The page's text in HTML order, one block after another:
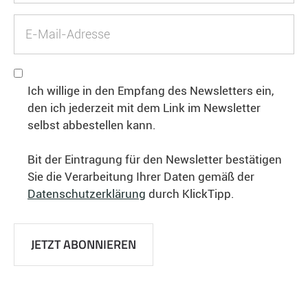
Ich willige in den Empfang des Newsletters ein,
den ich jederzeit mit dem Link im Newsletter
selbst abbestellen kann.
Bit der Eintragung für den Newsletter bestätigen
Sie die Verarbeitung Ihrer Daten gemäß der
Datenschutzerklärung durch KlickTipp.